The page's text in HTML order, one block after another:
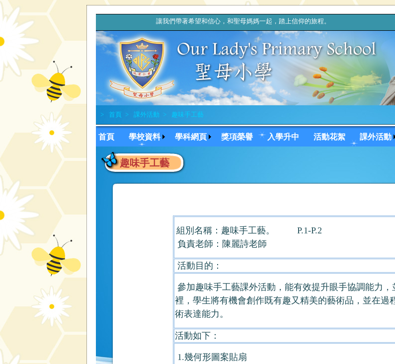
讓我們帶著希望和信心，和聖母媽媽一起，踏上信仰的旅程。 上主
> 首頁 > 課外活動 > 趣味手工藝
首頁 學校資料 學科網頁 獎項榮譽 入學升中 活動花絮 課外活動
趣味手工藝
組別名稱：趣味手工藝。 P.1-P.2
負責老師：陳麗詩老師
活動目的：
參加趣味手工藝課外活動，能有效提升眼手協調能力
裡，學生將有機會創作既有趣又精美的藝術品，並在過
術表達能力。
活動如下：
1.幾何形圖案貼扇